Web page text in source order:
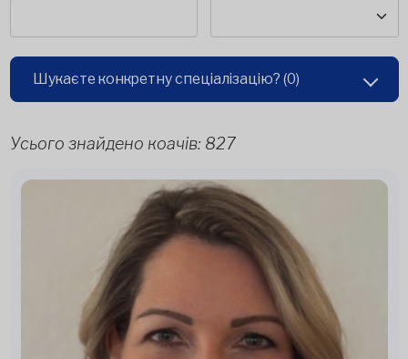
Шукаєте конкретну спеціалізацію? (0)
Усього знайдено коачів: 827